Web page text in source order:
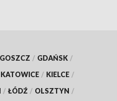
/ GDAŃSK /
KATOWICE / KIELCE /
/ ŁÓDŹ / OLSZTYN /